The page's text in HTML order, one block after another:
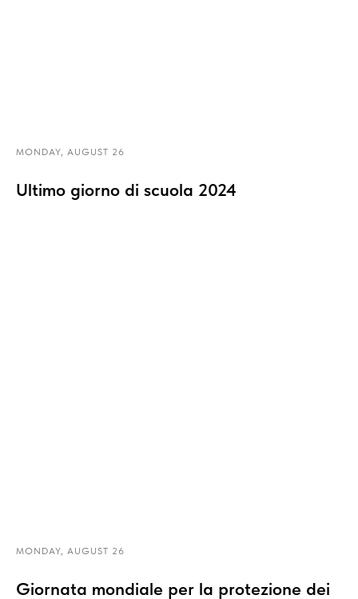
MONDAY, AUGUST 26
Ultimo giorno di scuola 2024
MONDAY, AUGUST 26
Giornata mondiale per la protezione dei